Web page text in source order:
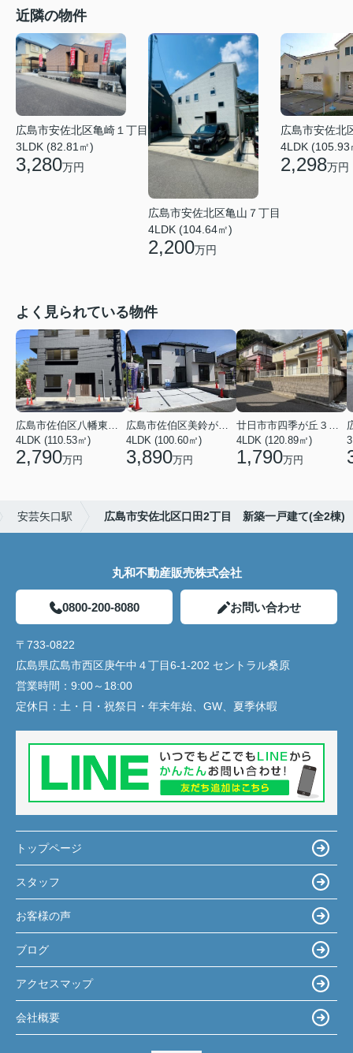
近隣の物件
広島市安佐北区亀崎１丁目
3LDK (82.81㎡)
3,280万円
広島市安佐北区亀山７丁目
4LDK (104.64㎡)
2,200万円
広島市安佐北
4LDK (105.93
2,298万円
よく見られている物件
広島市佐伯区八幡東４丁目
4LDK (110.53㎡)
2,790万円
広島市佐伯区美鈴が丘西４丁目
4LDK (100.60㎡)
3,890万円
廿日市市四季が丘３丁目
4LDK (120.89㎡)
1,790万円
安芸矢口駅 広島市安佐北区口田2丁目 新築一戸建て(全2棟)
丸和不動産販売株式会社
0800-200-8080 お問い合わせ
〒733-0822
広島県広島市西区庚午中４丁目6-1-202 セントラル桑原
営業時間： 9:00～18:00
定休日： 土・日・祝祭日・年末年始、GW、夏季休暇
トップページ
スタッフ
お客様の声
ブログ
アクセスマップ
会社概要